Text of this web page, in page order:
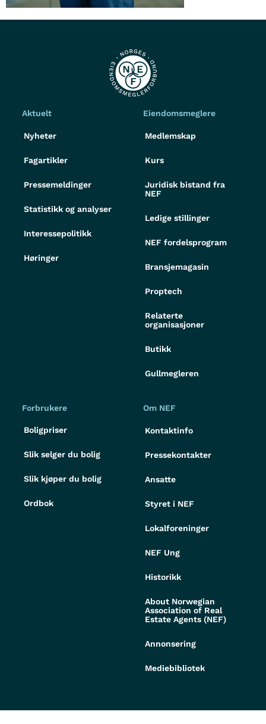
Aktuelt
Nyheter
Fagartikler
Pressemeldinger
Statistikk og analyser
Interessepolitikk
Høringer
Eiendomsmeglere
Medlemskap
Kurs
Juridisk bistand fra
NEF
Ledige stillinger
NEF fordelsprogram
Bransjemagasin
Proptech
Relaterte
organisasjoner
Butikk
Gullmegleren
Forbrukere
Boligpriser
Slik selger du bolig
Slik kjøper du bolig
Ordbok
Om NEF
Kontaktinfo
Pressekontakter
Ansatte
Styret i NEF
Lokalforeninger
NEF Ung
Historikk
About Norwegian
Association of Real
Estate Agents (NEF)
Annonsering
Mediebibliotek